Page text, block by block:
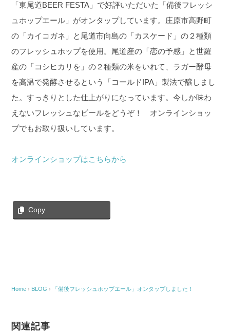
「東尾道BEER FESTA」で好評いただいた「備後フレッシ
ュホップエール」がオンタップしています。庄原市高野町
の「カイコガネ」と尾道市向島の「カスケード」の２種類
のフレッシュホップを使用。尾道産の「恋の予感」と世羅
産の「コシヒカリを」の２種類の米をいれて、ラガー酵母
を高温で発酵させるという「コールドIPA」製法で醸しまし
た。すっきりとした仕上がりになっています。今しか味わ
えないフレッシュなビールをどうぞ！ オンラインショッ
プでもお取り扱いしています。
オンラインショップはこちらから
Copy
Home › BLOG › 「備後フレッシュホップエール」オンタップしました！
関連記事